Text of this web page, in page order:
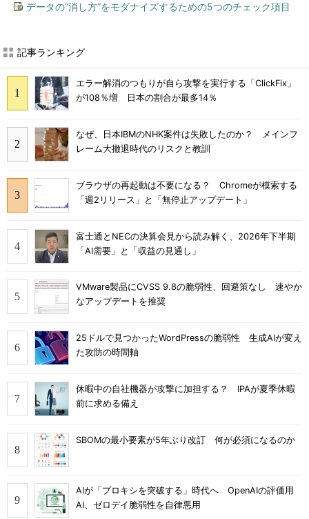
データの“消し方”をモダナイズするための5つのチェック項目
記事ランキング
エラー解消のつもりが自ら攻撃を実行する「ClickFix」
が108％増 日本の割合が最多14％
なぜ、日本IBMのNHK案件は失敗したのか？ メインフ
レーム大撤退時代のリスクと教訓
ブラウザの再起動は不要になる？ Chromeが模索する
「週2リリース」と「無停止アップデート」
富士通とNECの決算会見から読み解く、2026年下半期
「AI需要」と「収益の見通し」
VMware製品にCVSS 9.8の脆弱性、回避策なし 速やか
なアップデートを推奨
25ドルで見つかったWordPressの脆弱性 生成AIが変え
た攻防の時間軸
休暇中の自社機器が攻撃に加担する？ IPAが夏季休暇
前に求める備え
SBOMの最小要素が5年ぶり改訂 何が必須になるのか
AIが「プロキシを突破する」時代へ OpenAIの評価用
AI、ゼロデイ脆弱性を自律悪用